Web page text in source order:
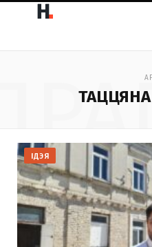
ТАЦЦЯНА
ІДЭЯ